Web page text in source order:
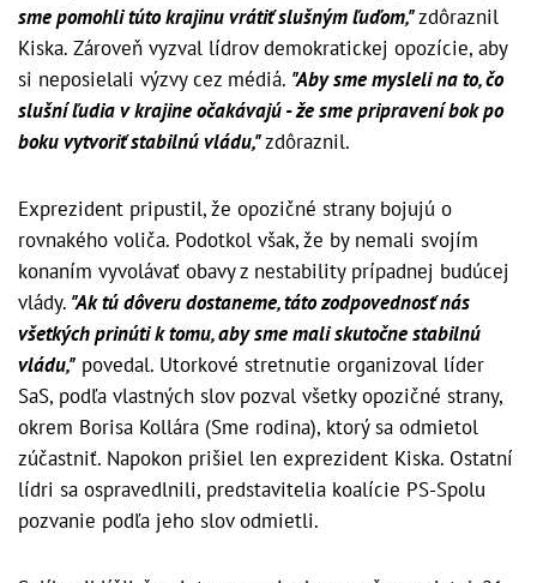
sme pomohli túto krajinu vrátiť slušným ľuďom,"zdôraznil
Kiska. Zároveň vyzval lídrov demokratickej opozície, aby
si neposielali výzvy cez médiá. "Aby sme mysleli na to, čo
slušní ľudia v krajine očakávajú - že sme pripravení bok po
boku vytvoriť stabilnú vládu,"zdôraznil.
Exprezident pripustil, že opozičné strany bojujú o
rovnakého voliča. Podotkol však, že by nemali svojím
konaním vyvolávať obavy z nestability prípadnej budúcej
vlády. "Ak tú dôveru dostaneme, táto zodpovednosť nás
všetkých prinúti k tomu, aby sme mali skutočne stabilnú
vládu," povedal. Utorkové stretnutie organizoval líder
SaS, podľa vlastných slov pozval všetky opozičné strany,
okrem Borisa Kollára (Sme rodina), ktorý sa odmietol
zúčastniť. Napokon prišiel len exprezident Kiska. Ostatní
lídri sa ospravedlnili, predstavitelia koalície PS-Spolu
pozvanie podľa jeho slov odmietli.